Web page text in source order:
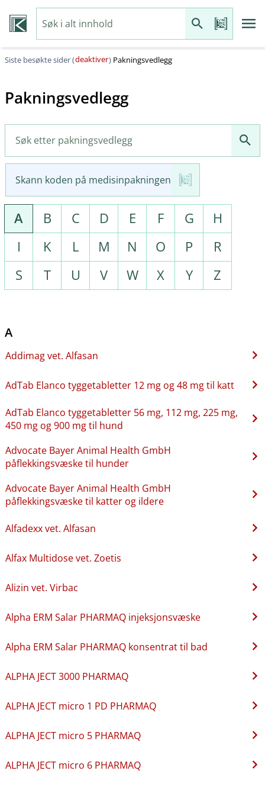
Siste besøkte sider (deaktiver) Pakningsvedlegg
Pakningsvedlegg
Skann koden på medisinpakningen
A B C D E F G
H
I
K L M N O P
R
S
T U V W X Y Z
A
Addimag vet. Alfasan
AdTab Elanco tyggetabletter 12 mg og 48 mg til katt
AdTab Elanco tyggetabletter 56 mg, 112 mg, 225 mg,
450 mg og 900 mg til hund
Advocate Bayer Animal Health GmbH
påflekkingsvæske til hunder
Advocate Bayer Animal Health GmbH
påflekkingsvæske til katter og ildere
Alfadexx vet. Alfasan
Alfax Multidose vet. Zoetis
Alizin vet. Virbac
Alpha ERM Salar PHARMAQ injeksjonsvæske
Alpha ERM Salar PHARMAQ konsentrat til bad
ALPHA JECT 3000 PHARMAQ
ALPHA JECT micro 1 PD PHARMAQ
ALPHA JECT micro 5 PHARMAQ
ALPHA JECT micro 6 PHARMAQ